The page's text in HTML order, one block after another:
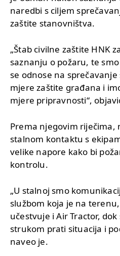
naredbi s ciljem
zaštite stanovništva.
„Štab civilne zaštite HNK
saznanju o požaru, te
se odnose na
mjere zaštite građana i
mjere pripravnosti“,
Prema njegovim riječima,
stalnom kontaktu s
velike napore kako bi
kontrolu.
„U stalnoj smo
službom koja je na
učestvuje i Air Tractor,
strukom prati situacija i
naveo je.